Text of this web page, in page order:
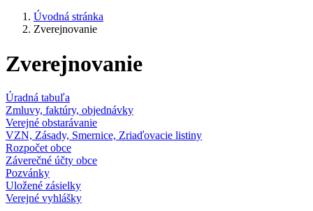
Úvodná stránka
Zverejnovanie
Zverejnovanie
Úradná tabuľa
Zmluvy, faktúry, objednávky
Verejné obstarávanie
VZN, Zásady, Smernice, Zriaďovacie listiny
Rozpočet obce
Záverečné účty obce
Pozvánky
Uložené zásielky
Verejné vyhlášky